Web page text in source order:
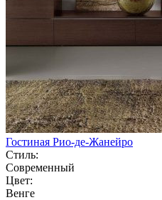
Гостиная Рио-де-Жанейро
Стиль:
Современный
Цвет:
Венге